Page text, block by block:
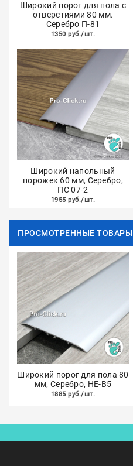
Широкий порог для пола с
отверстиями 80 мм.
Серебро П-81
1350 руб./шт.
Широкий напольный
порожек 60 мм, Серебро,
ПС 07-2
1955 руб./шт.
ПРОСМОТРЕННЫЕ ТОВАРЫ
Широкий порог для пола 80
мм, Серебро, НЕ-В5
1885 руб./шт.